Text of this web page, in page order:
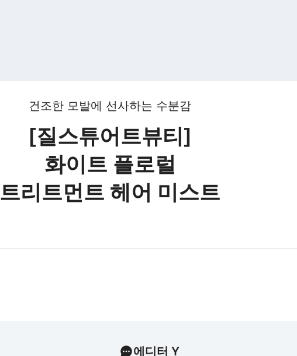
건조한 모발에 선사하는 수분감
[질스튜어트뷰티]
화이트 플로럴
트리트먼트 헤어 미스트
에디터 Y